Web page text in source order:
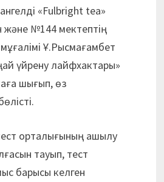
«Fulbright tea»
№144 мектептің
Ұ.Рысмағамбет
үйрену лайфхактары»
шығып, өз
орталығының ашылу
тауып, тест
барысы келген